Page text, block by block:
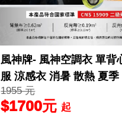
風神牌- 風神空調衣 單背
服 涼感衣 消暑 散熱 夏季
多種尺寸 背心 VENTI
1955 元
$1700元 起